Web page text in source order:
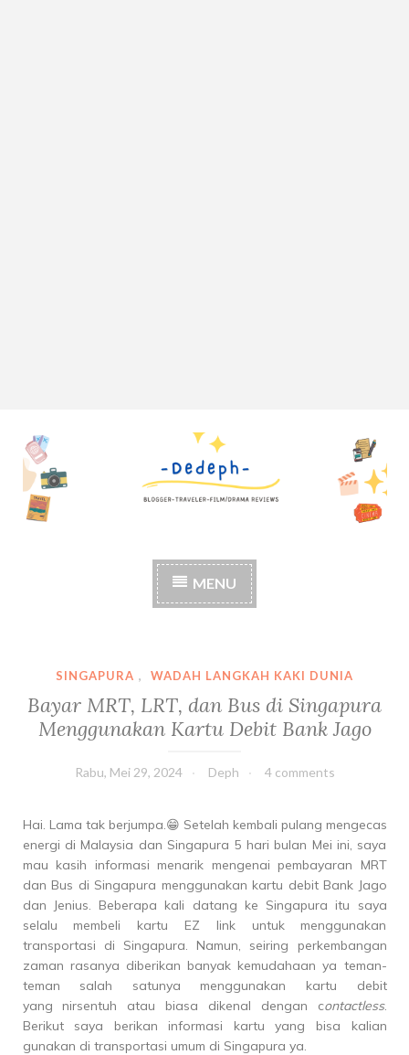
S
k
p
t
MENU
SINGAPURA , WADAH LANGKAH KAKI DUNIA
Bayar MRT, LRT, dan Bus di Singapura
Menggunakan Kartu Debit Bank Jago
Rabu, Mei 29, 2024 Deph 4 comments
Hai. Lama tak berjumpa.😁 Setelah kembali pulang mengecas
energi di Malaysia dan Singapura 5 hari bulan Mei ini, saya
mau kasih informasi menarik mengenai pembayaran MRT
dan Bus di Singapura menggunakan kartu debit Bank Jago
dan Jenius. Beberapa kali datang ke Singapura itu saya
selalu membeli kartu EZ link untuk menggunakan
transportasi di Singapura. Namun, seiring perkembangan
zaman rasanya diberikan banyak kemudahaan ya teman-
teman salah satunya menggunakan kartu debit
yang nirsentuh atau biasa dikenal dengan contactless.
Berikut saya berikan informasi kartu yang bisa kalian
gunakan di transportasi umum di Singapura ya.